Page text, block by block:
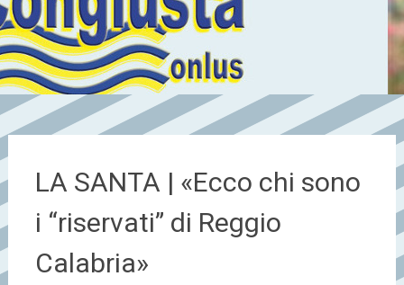
LA SANTA | «Ecco chi sono
i “riservati” di Reggio
Calabria»